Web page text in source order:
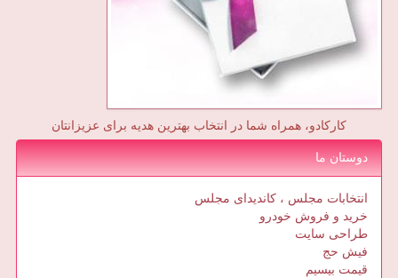
کارکادو، همراه شما در انتخاب بهترین هدیه برای عزیزانتان
دوستان ما
انتخابات مجلس ، کاندیدای مجلس
خرید و فروش خودرو
طراحی سایت
فیش حج
قیمت بیسیم